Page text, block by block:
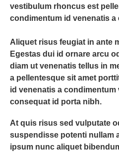
vestibulum rhoncus est
condimentum id venenatis a
Aliquet risus feugiat in ante
Egestas dui id ornare arcu
diam ut venenatis tellus in
a pellentesque sit amet
id venenatis a condimentum
consequat id porta nibh.
At quis risus sed vulputate
suspendisse potenti nullam
ipsum nunc aliquet